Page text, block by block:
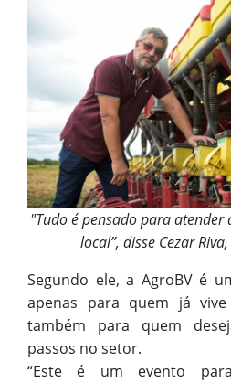
"Tudo é pensado para
local”, disse Cezar
Segundo ele, a AgroBV é
apenas para quem já
também para quem
passos no setor.
“Este é um evento